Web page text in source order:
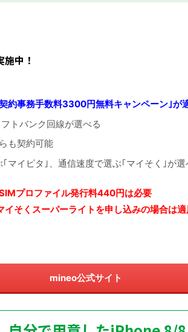
中！
約事務手数料3300円無料キャンペーン｣が
トバンク回線が選べる
も契約可能
マイピタ｣、通信速度で選ぶ｢マイそく｣が選
プロファイル発行料440円は必要
そくスーパーライトを申し込みの場合は
mineo公式サイト